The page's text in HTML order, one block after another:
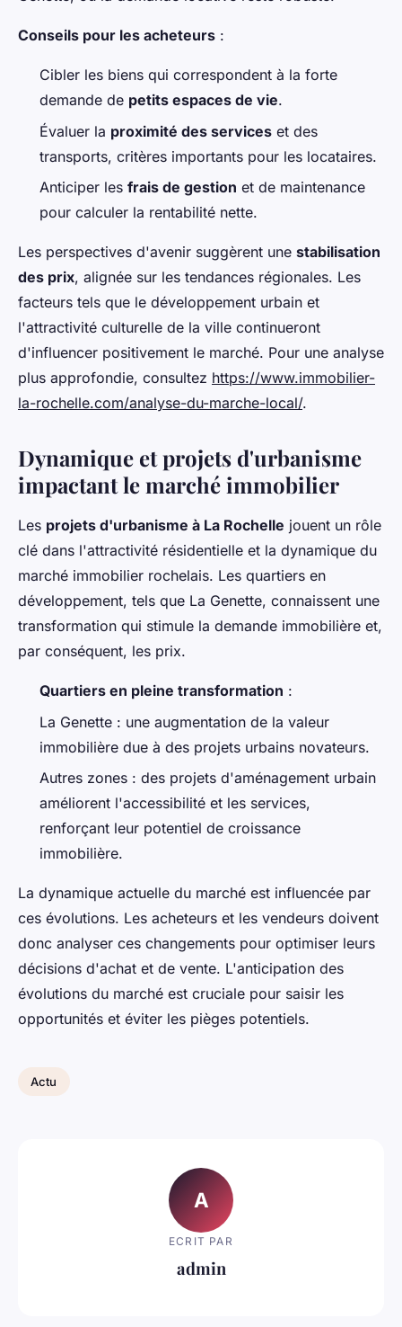
Conseils pour les acheteurs :
Cibler les biens qui correspondent à la forte
demande de petits espaces de vie.
Évaluer la proximité des services et des
transports, critères importants pour les locataires.
Anticiper les frais de gestion et de maintenance
pour calculer la rentabilité nette.
Les perspectives d'avenir suggèrent une stabilisation
des prix, alignée sur les tendances régionales. Les
facteurs tels que le développement urbain et
l'attractivité culturelle de la ville continueront
d'influencer positivement le marché. Pour une analyse
plus approfondie, consultez https://www.immobilier-
la-rochelle.com/analyse-du-marche-local/.
Dynamique et projets d'urbanisme
impactant le marché immobilier
Les projets d'urbanisme à La Rochelle jouent un rôle
clé dans l'attractivité résidentielle et la dynamique du
marché immobilier rochelais. Les quartiers en
développement, tels que La Genette, connaissent une
transformation qui stimule la demande immobilière et,
par conséquent, les prix.
Quartiers en pleine transformation :
La Genette : une augmentation de la valeur
immobilière due à des projets urbains novateurs.
Autres zones : des projets d'aménagement urbain
améliorent l'accessibilité et les services,
renforçant leur potentiel de croissance
immobilière.
La dynamique actuelle du marché est influencée par
ces évolutions. Les acheteurs et les vendeurs doivent
donc analyser ces changements pour optimiser leurs
décisions d'achat et de vente. L'anticipation des
évolutions du marché est cruciale pour saisir les
opportunités et éviter les pièges potentiels.
Actu
A
ECRIT PAR
admin